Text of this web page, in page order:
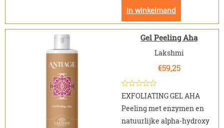
In winkelmand
Gel Peeling Aha
Lakshmi
€59,25
EXFOLIATING GEL AHA
Peeling met enzymen en
natuurlijke alpha-hydroxy